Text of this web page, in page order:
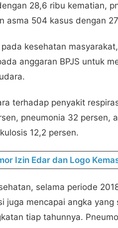
28,6 ribu kematian,
asma 504 kasus dengan
kesehatan
anggaran BPJS untuk
terhadap penyakit
pneumonia 32 persen,
12,2 persen.
Izin Edar dan Logo
selama periode
juga mencapai angka
tiap tahunnya.